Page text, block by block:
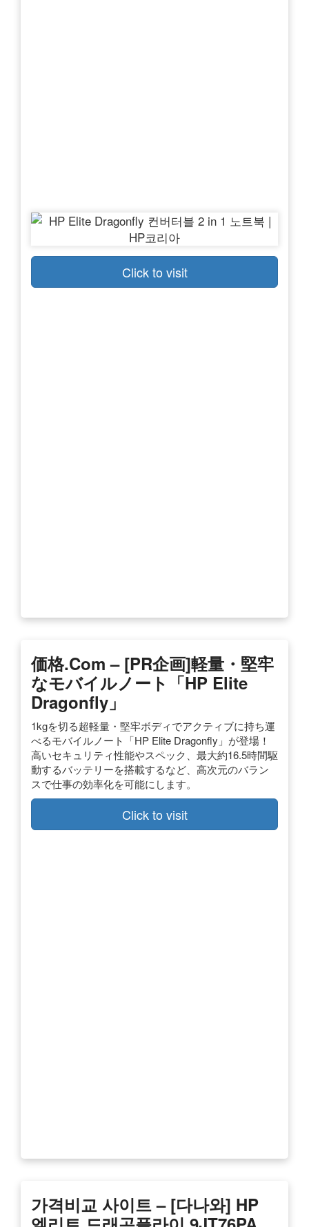
Click to visit
価格.com – [PR企画]軽量・堅牢
なモバイルノート「HP Elite
Dragonfly」
1kgを切る超軽量・堅牢ボディでアクティブに持ち運
べるモバイルノート「HP Elite Dragonfly」が登場！
高いセキュリティ性能やスペック、最大約16.5時間駆
動するバッテリーを搭載するなど、高次元のバラン
スで仕事の効率化を可能にします。
Click to visit
가격비교 사이트 – [다나와] HP